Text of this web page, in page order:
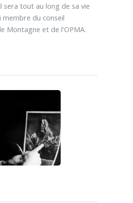
sera tout au long de sa vie
du conseil
Montagne et de l'OPMA.